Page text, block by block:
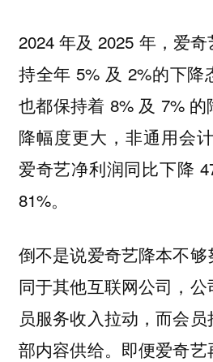
2024 年及 2025 年，爱
持全年 5% 及 2%的下降
也都保持着 8% 及 7%
降幅度更大，非通用会
爱奇艺净利润同比下降
81%。
倒不是说爱奇艺降本不
同于其他互联网公司，
员服务收入拉动，而会
部内容供给。即便爱奇艺